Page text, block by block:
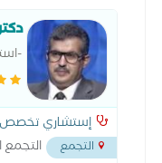
من دولِ العالمِ،
علاجِ السكتاتِ
الرعاشِ،
متابعةٍ مستمرةٍ
-
إستشاري تخصص
التجمع